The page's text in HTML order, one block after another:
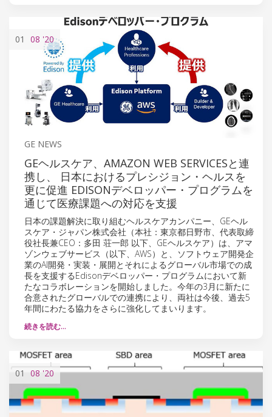
01 08 '20
GE NEWS
GEヘルスケア、AMAZON WEB SERVICESと連
携し、 日本におけるプレシジョン・ヘルスを
更に促進 EDISONデベロッパー・プログラムを
通じて医療課題への対応を支援
日本の課題解決に取り組むヘルスケアカンパニー、GEヘル
スケア・ジャパン株式会社（本社：東京都日野市、代表取締
役社長兼CEO：多田 荘一郎 以下、GEヘルスケア）は、アマ
ゾンウェブサービス（以下、AWS）と、ソフトウェア開発企
業のAI開発・実装・展開とそれによるグローバル市場での成
長を支援するEdisonデベロッパー・プログラムにおいて新
たなコラボレーションを開始しました。今年の3月に新たに
合意されたグローバルでの連携により、両社は今後、過去5
年間にわたる協力をさらに強化してまいります。
続きを読む…
01 08 '20